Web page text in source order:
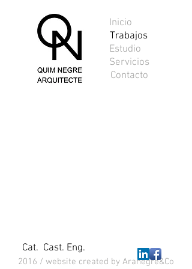
2016 / website created by Aranegre&Co
Cat. Cast. Eng.
24-97028-01
Estudio
Servicios
Contacto
Inicio
Trabajos